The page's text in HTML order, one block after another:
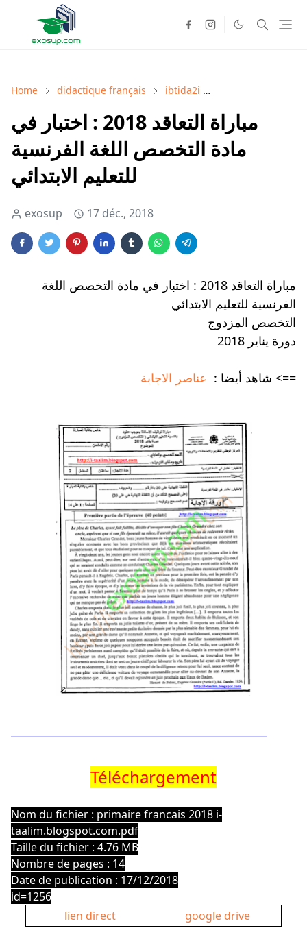
Home didactique français ibtida2i
مباراة التعاقد 2018 : اختبار في
مادة التخصص اللغة الفرنسية
للتعليم الابتدائي
exosup 17 déc., 2018
مباراة التعاقد 2018 : اختبار في مادة التخصص اللغة
الفرنسية للتعليم الابتدائي
التخصص المزدوج
دورة يناير 2018
==> شاهد أيضا : عناصر الاجابة
Téléchargement
Nom du fichier : primaire francais 2018 i-
taalim.blogspot.com.pdf
Taille du fichier : 4.76 MB
Nombre de pages : 14
Date de publication : 17/12/2018
id=1256
lien direct
google drive